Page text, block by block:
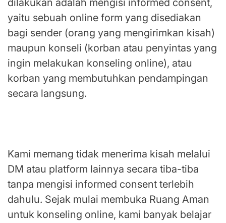
dilakukan adalah mengisi informed consent,
yaitu sebuah online form yang disediakan
bagi sender (orang yang mengirimkan kisah)
maupun konseli (korban atau penyintas yang
ingin melakukan konseling online), atau
korban yang membutuhkan pendampingan
secara langsung.
Kami memang tidak menerima kisah melalui
DM atau platform lainnya secara tiba-tiba
tanpa mengisi informed consent terlebih
dahulu. Sejak mulai membuka Ruang Aman
untuk konseling online, kami banyak belajar